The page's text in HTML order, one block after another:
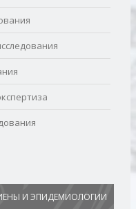
И ЭПИДЕМИОЛОГИИ